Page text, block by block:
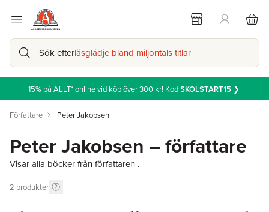
Sök efterläsglädje bland miljontals titlar
15% på ALLT* online vid köp över 300 kr! KodSKOLSTART15❯
Författare Peter Jakobsen
Peter Jakobsen – författare
Visar alla böcker från författaren .
2 produkter